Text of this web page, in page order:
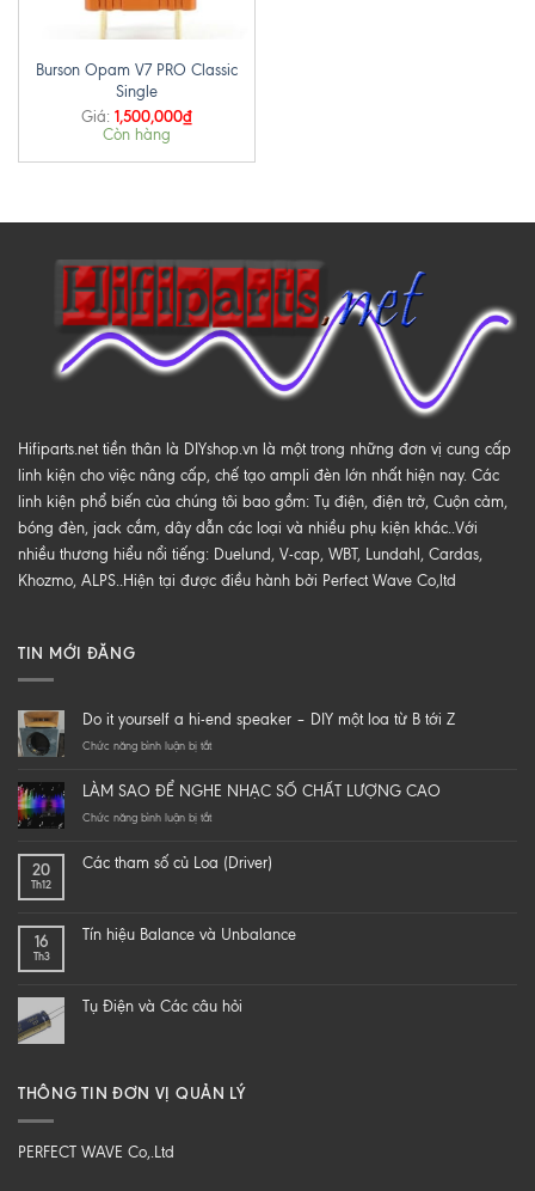
Burson Opam V7 PRO Classic
Single
Giá: 1,500,000₫
Còn hàng
Hifiparts.net tiền thân là DIYshop.vn là một trong những đơn vị cung cấp
linh kiện cho việc nâng cấp, chế tạo ampli đèn lớn nhất hiện nay. Các
linh kiện phổ biến của chúng tôi bao gồm: Tụ điện, điện trở, Cuộn cảm,
bóng đèn, jack cắm, dây dẫn các loại và nhiều phụ kiện khác..Với
nhiều thương hiểu nổi tiếng: Duelund, V-cap, WBT, Lundahl, Cardas,
Khozmo, ALPS..Hiện tại được điều hành bởi Perfect Wave Co,ltd
TIN MỚI ĐĂNG
Do it yourself a hi-end speaker – DIY một loa từ B tới Z
Chức năng bình luận bị tắtở
yourself
a
speaker
loa
Z
LÀM SAO ĐỂ NGHE NHẠC SỐ CHẤT LƯỢNG CAO
Chức năng bình luận bị tắtở
ĐỂ
CHẤT
20
Th12
Các tham số củ Loa (Driver)
16
Th3
Tín hiệu Balance và Unbalance
Tụ Điện và Các câu hỏi
THÔNG TIN ĐƠN VỊ QUẢN LÝ
PERFECT WAVE Co,.Ltd